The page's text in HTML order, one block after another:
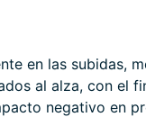
en las subidas,
al alza, con el
negativo en